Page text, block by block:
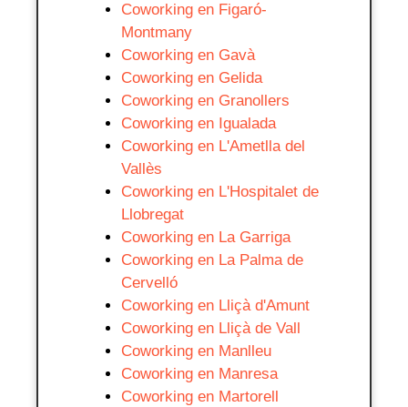
Coworking en Figaró-
Montmany
Coworking en Gavà
Coworking en Gelida
Coworking en Granollers
Coworking en Igualada
Coworking en L'Ametlla del
Vallès
Coworking en L'Hospitalet de
Llobregat
Coworking en La Garriga
Coworking en La Palma de
Cervelló
Coworking en Lliçà d'Amunt
Coworking en Lliçà de Vall
Coworking en Manlleu
Coworking en Manresa
Coworking en Martorell